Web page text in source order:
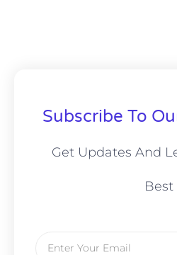
Subscribe To
Get Updates And
Best